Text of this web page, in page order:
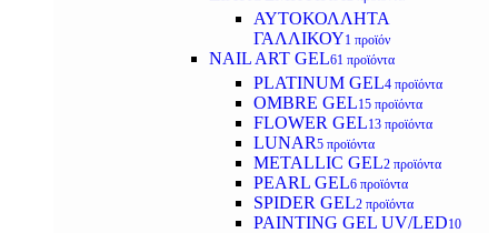
ΑΥΤΟΚΟΛΛΗΤΑ
ΓΑΛΛΙΚΟΥ1 προϊόν
NAIL ART GEL61 προϊόντα
PLATINUM GEL4 προϊόντα
OMBRE GEL15 προϊόντα
FLOWER GEL13 προϊόντα
LUNAR5 προϊόντα
METALLIC GEL2 προϊόντα
PEARL GEL6 προϊόντα
SPIDER GEL2 προϊόντα
PAINTING GEL UV/LED10